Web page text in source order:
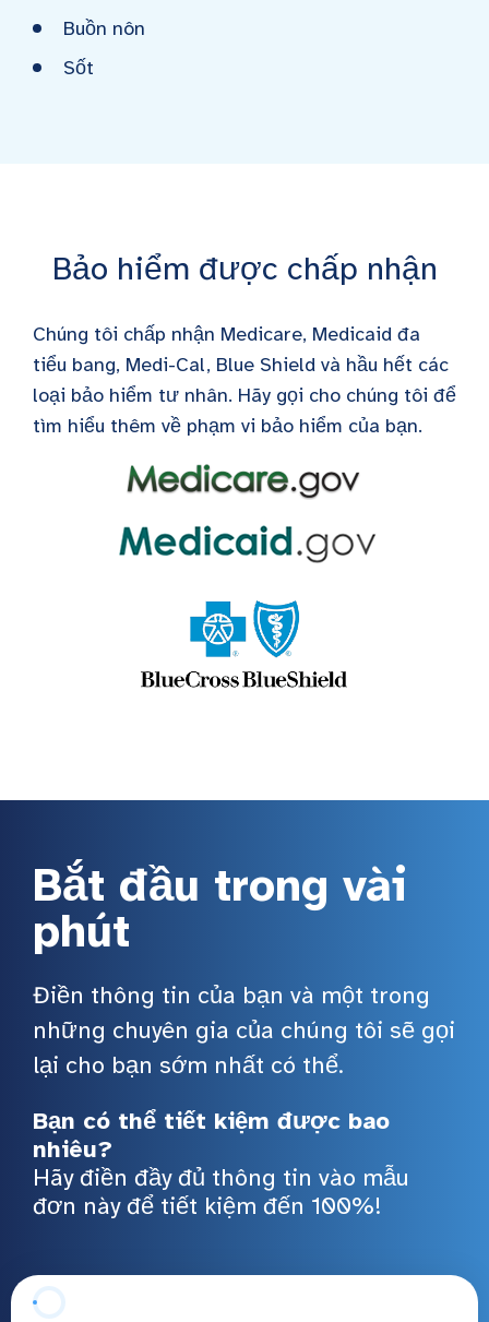
Buồn nôn
Sốt
Bảo hiểm được chấp nhận
Chúng tôi chấp nhận Medicare, Medicaid đa
tiểu bang, Medi-Cal, Blue Shield và hầu hết các
loại bảo hiểm tư nhân. Hãy gọi cho chúng tôi để
tìm hiểu thêm về phạm vi bảo hiểm của bạn.
Bắt đầu trong vài
phút
Điền thông tin của bạn và một trong
những chuyên gia của chúng tôi sẽ gọi
lại cho bạn sớm nhất có thể.
Bạn có thể tiết kiệm được bao
nhiêu?
Hãy điền đầy đủ thông tin vào mẫu
đơn này để tiết kiệm đến 100%!